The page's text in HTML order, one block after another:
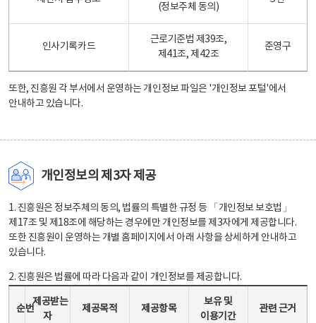
(정보주체 동의)
인사기록카드
근로기준법 제39조,
제41조, 제42조
준영구
또한, 진흥원 각 부서에서 운영하는 개인정보 파일은 '개인정보 포털'에서
안내하고 있습니다.
개인정보의 제3자 제공
1. 진흥원은 정보주체의 동의, 법률의 특별한 규정 등 「개인정보 보호법」
제17조 및 제18조에 해당하는 경우에만 개인정보를 제3자에게 제공합니다.
또한 진흥원이 운영하는 개별 홈페이지에서 아래 사항을 상세하게 안내하고
있습니다.
2. 진흥원은 법률에 따라 다음과 같이 개인정보를 제공합니다.
순번
제공받는
자
제공목적 제공항목
보유 및
이용기간
관련 근거